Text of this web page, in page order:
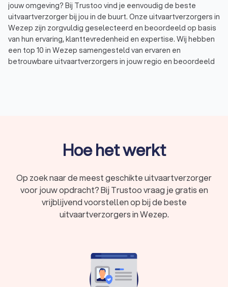
jouw omgeving? Bij Trustoo vind je eenvoudig de beste
uitvaartverzorger bij jou in de buurt. Onze uitvaartverzorgers in
Wezep zijn zorgvuldig geselecteerd en beoordeeld op basis
van hun ervaring, klanttevredenheid en expertise. Wij hebben
een top 10 in Wezep samengesteld van ervaren en
betrouwbare uitvaartverzorgers in jouw regio en beoordeeld
inschakelen?
Een uitvaartverzorger uit Wezep biedt professionele
waardig afscheid. Bij een overlijden komt veel kijken en een
ervaren uitvaartverzorger helpt je met de praktische en
emotionele aspecten van een uitvaart. Of het nu gaat om een
intieme ceremonie of een grotere plechtigheid, een
Van de keuze voor een locatie tot het opstellen van een
rouwkaart, een uitvaartverzorger begeleidt je in elke stap.
Met hun expertise en persoonlijke benadering stemmen zij de
Hoe het werkt
Op zoek naar de meest geschikte uitvaartverzorger
voor jouw opdracht? Bij Trustoo vraag je gratis en
vrijblijvend voorstellen op bij de beste
uitvaartverzorgers in Wezep.